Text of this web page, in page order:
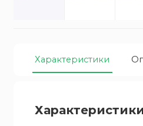
Характеристики